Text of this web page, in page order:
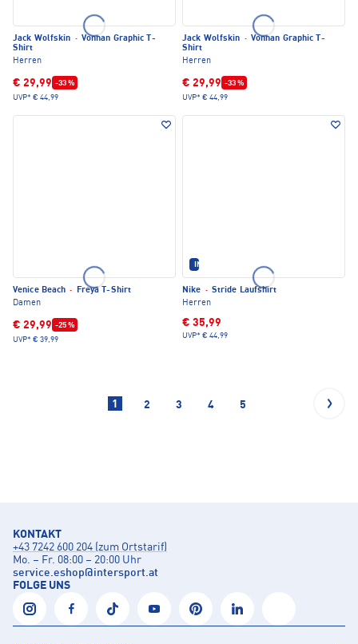
Jack Wolfskin · Vonnan Graphic T-
Shirt
Herren
€ 29,99 -33 %
UVP* € 44,99
Jack Wolfskin · Vonnan Graphic T-
Shirt
Herren
€ 29,99 -33 %
UVP* € 44,99
Venice Beach ·
Freya T-Shirt
Damen
€ 29,99 -25 %
UVP* € 39,99
IM SET ERHÄLTLICH
Nike · Stride Laufshirt
Herren
€ 35,99
UVP* € 44,99
1 2 3 4 5
KONTAKT
+43 7242 600 204 (zum Ortstarif)
Mo. – Fr. 08:00 – 20:00 Uhr
service.eshop@intersport.at
FOLGE UNS